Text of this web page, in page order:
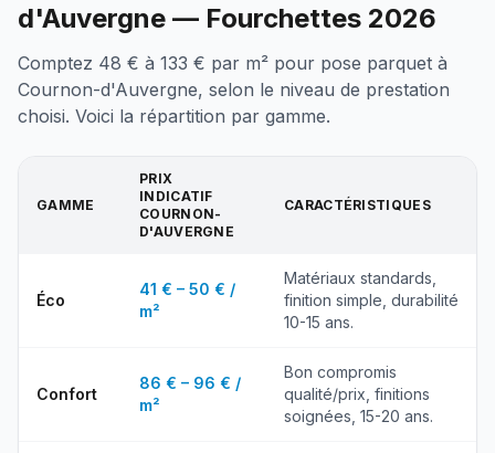
d'Auvergne — Fourchettes 2026
Comptez 48 € à 133 € par m² pour pose parquet à
Cournon-d'Auvergne, selon le niveau de prestation
choisi. Voici la répartition par gamme.
GAMME
PRIX
INDICATIF
COURNON-
D'AUVERGNE
CARACTÉRISTIQUES
Éco
41 € – 50 € /
m²
Matériaux standards,
finition simple, durabilité
10-15 ans.
Confort
86 € – 96 € /
m²
Bon compromis
qualité/prix, finitions
soignées, 15-20 ans.